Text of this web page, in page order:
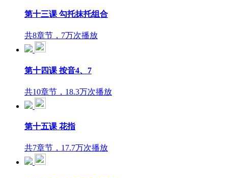
第十三课 勾托抹托组合
共8章节，7万次播放
第十四课 按音4、7
共10章节，18.3万次播放
第十五课 花指
共7章节，17.7万次播放